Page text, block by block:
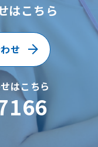
はこちら
せ
はこちら